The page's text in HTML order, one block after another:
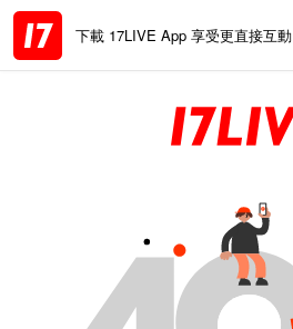
下載 17LIVE App 享受更直接互動